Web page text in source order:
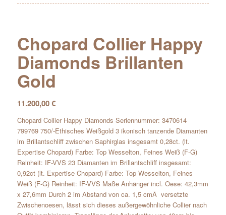
Chopard Collier Happy
Diamonds Brillanten
Gold
11.200,00€
Chopard Collier Happy Diamonds Seriennummer: 3470614
799769 750/-Ethisches Weißgold 3 ikonisch tanzende Diamanten
im Brillantschliff zwischen Saphirglas insgesamt 0,28ct. (lt.
Expertise Chopard) Farbe: Top Wesselton, Feines Weiß (F-G)
Reinheit: IF-VVS 23 Diamanten im Brillantschliff insgesamt:
0,92ct (lt. Expertise Chopard) Farbe: Top Wesselton, Feines
Weiß (F-G) Reinheit: IF-VVS Maße Anhänger incl. Oese: 42,3mm
x 27,6mm Durch 2 im Abstand von ca. 1,5 cmÂ versetzte
Zwischenoesen, lässt sich dieses außergewöhnliche Collier nach